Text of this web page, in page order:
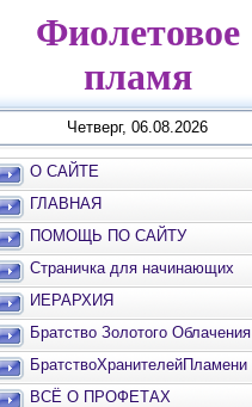
Фиолетовое
пламя
Четверг, 06.08.2026
О САЙТЕ
ГЛАВНАЯ
ПОМОЩЬ ПО САЙТУ
Страничка для начинающих
ИЕРАРХИЯ
Братство Золотого Облачения
БратствоХранителейПламени
ВСЁ О ПРОФЕТАХ